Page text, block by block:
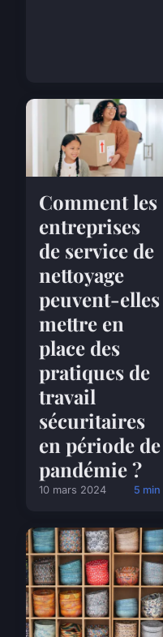
Comment les
entreprises
de service de
nettoyage
peuvent-elles
mettre en
place des
pratiques de
travail
sécuritaires
en période de
pandémie ?
10 mars 2024 5 min